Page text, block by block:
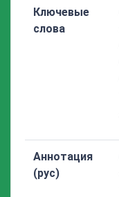
Ключевые
слова
Аннотация
(рус)